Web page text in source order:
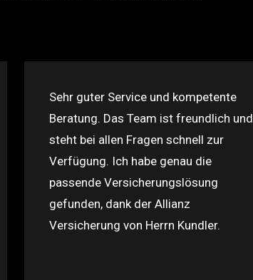
Sehr guter Service und kompetente
Beratung. Das Team ist freundlich und
steht bei allen Fragen schnell zur
Verfügung. Ich habe genau die
passende Versicherungslösung
gefunden, dank der Allianz
Versicherung von Herrn Kundler.